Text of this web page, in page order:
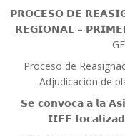
𝗣𝗥𝗢𝗖𝗘𝗦𝗢 𝗗𝗘
𝗥𝗘𝗚𝗜𝗢𝗡𝗔𝗟 –
Proceso de
Adjudicación de
𝗦𝗲 𝗰𝗼𝗻𝘃𝗼𝗰𝗮 𝗮 𝗹𝗮
𝗜𝗜𝗘𝗘